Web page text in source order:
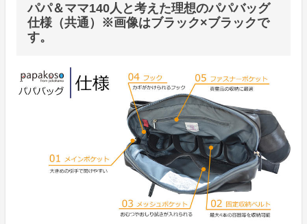
パパ＆ママ140人と考えた理想のパパバッグ
仕様（共通）※画像はブラック×ブラックで
す。